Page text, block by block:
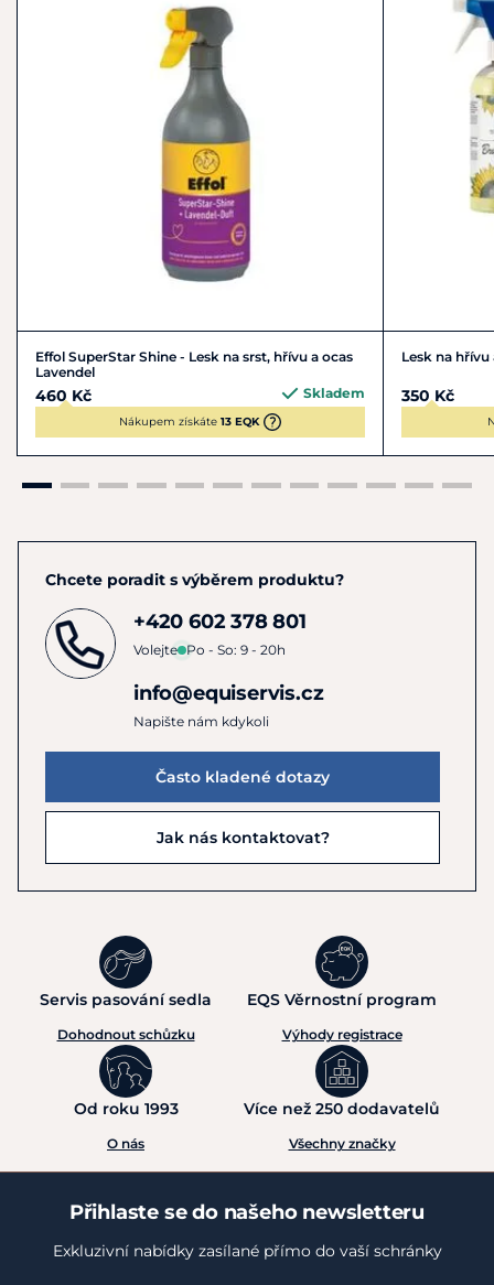
Působí několik dní a chrání před vysušením chlupů
Dermatologicky testováno
Nově s povzbuzující vůní pomeranče a zázvoru
Effol SuperStar Shine - Lesk na srst, hřívu a ocas
Lavendel
460 Kč Skladem
Nákupem získáte 13 EQK
Lesk na hřívu
350 Kč
Chcete poradit s výběrem produktu?
+420 602 378 801
Volejte Po - So: 9 - 20h
info@equiservis.cz
Napište nám kdykoli
Často kladené dotazy
Jak nás kontaktovat?
Servis pasování sedla
Dohodnout schůzku
EQS Věrnostní program
Výhody registrace
Od roku 1993
O nás
Více než 250 dodavatelů
Všechny značky
Přihlaste se do našeho newsletteru
Exkluzivní nabídky zasílané přímo do vaší schránky